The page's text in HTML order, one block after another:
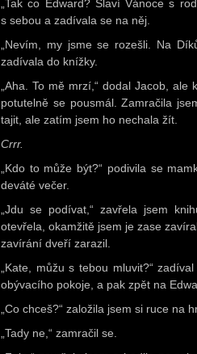
„Tak co Edward? Slaví Vánoce s
s sebou a zadívala se na něj.
„Nevím, my jsme se rozešli. Na
zadívala do knížky.
„Aha. To mě mrzí,“ dodal Jacob,
potutelně se pousmál. Zamračila
tajit, ale zatím jsem ho nechala žít.
Crrr.
„Kdo to může být?“ podivila se
deváté večer.
„Jdu se podívat,“ zavřela jsem
otevřela, okamžitě jsem je zase
zavírání dveří zarazil.
„Kate, můžu s tebou mluvit?“
obývacího pokoje, a pak zpět na
„Co chceš?“ založila jsem si ruce na
„Tady ne,“ zamračil se.